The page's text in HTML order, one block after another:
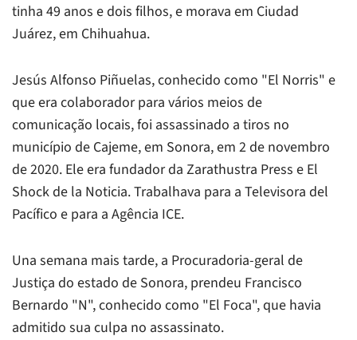
tinha 49 anos e dois filhos, e morava em Ciudad
Juárez, em Chihuahua.
Jesús Alfonso Piñuelas, conhecido como "El Norris" e
que era colaborador para vários meios de
comunicação locais, foi assassinado a tiros no
município de Cajeme, em Sonora, em 2 de novembro
de 2020. Ele era fundador da Zarathustra Press e El
Shock de la Noticia. Trabalhava para a Televisora del
Pacífico e para a Agência ICE.
Una semana mais tarde, a Procuradoria-geral de
Justiça do estado de Sonora, prendeu Francisco
Bernardo "N", conhecido como "El Foca", que havia
admitido sua culpa no assassinato.